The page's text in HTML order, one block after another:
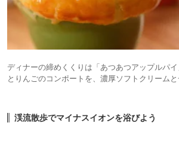
ディナーの締めくくりは「あつあつアップルパ
とりんごのコンポートを、濃厚ソフトクリームと
渓流散歩でマイナスイオンを浴びよう